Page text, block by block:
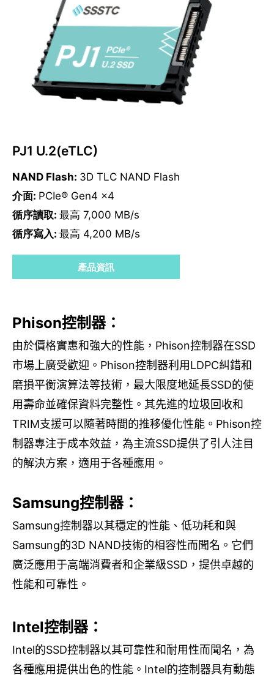
PJ1 U.2(eTLC)
NAND Flash: 3D TLC NAND Flash
介面: PCIe® Gen4 x4
循序讀取: 最高 7,000 MB/s
循序寫入: 最高 4,200 MB/s
產品資訊
Phison控制器：
由於價格實惠和強大的性能， Phison控制器在SSD
市場上廣受歡迎。 Phison控制器利用LDPC糾錯和
磨損平衡演算法等技術，最大限度地延長SSD的使
用壽命並確保資料完整性。其先進的垃圾回收和
TRIM支援可以隨著時間的推移優化性能。 Phison控
制器專注于成本效益，為主流SSD提供了引人注目
的解決方案，適用于各種應用。
Samsung控制器：
Samsung控制器以其穩定的性能、 低功耗和與
Samsung的3D NAND技術的相容性而聞名。它們
廣泛應用于高端消費者和企業級SSD ，提供卓越的
性能和可靠性。
Intel控制器：
Intel的SSD控制器以其可靠性和耐用性而聞名，為
各種應用提供出色的性能。 Intel的控制器具有動態